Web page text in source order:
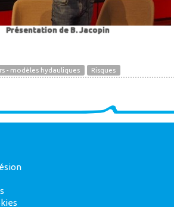
Présentation de B. Jacopin
- modèles hydauliques Risques